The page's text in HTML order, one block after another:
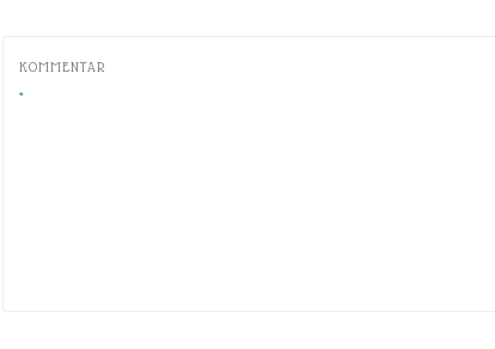
KOMMENTAR
*